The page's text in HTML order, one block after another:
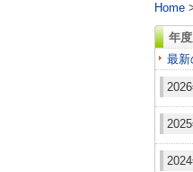
Home
年
最新